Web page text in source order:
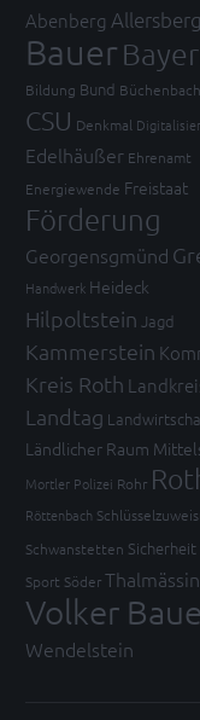
Abenberg Allersberg
Bauer
Bildung Bund Büchenbach
CSU Denkmal
Edelhäußer Ehrenamt
Energiewende Freistaat
Förderung
Georgensgmünd
Handwerk Heideck
Hilpoltstein Jagd
Kammerstein
Kreis Roth
Landtag
Ländlicher Raum
Mortler Polizei Rohr
Röttenbach
Schwanstetten Sicherheit
Sport Söder
Volker
Wendelstein